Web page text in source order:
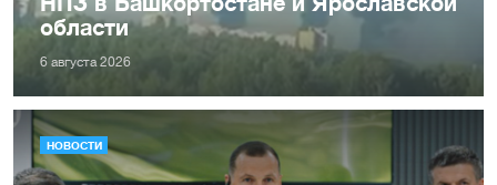
области
6 августа 2026
НОВОСТИ